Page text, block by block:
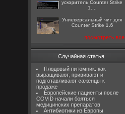
ускоритель Counter Strike
1....
Униеверсальный чит для
Counter Strike 1.6
посмотреть все
Случайная статья
Плодовый питомник: как
выращивают, прививают и
подготавливают саженцы к
продаже
Европейские пациенты после
COVID начали бояться
медицинских препаратов
Антибиотики из Европы